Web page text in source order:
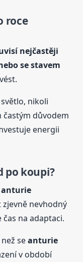
roce
nejčastěji
se stavem
nikoli
důvodem
energii
po koupi?
anturie
nevhodný
na adaptaci.
než seanturie
v období